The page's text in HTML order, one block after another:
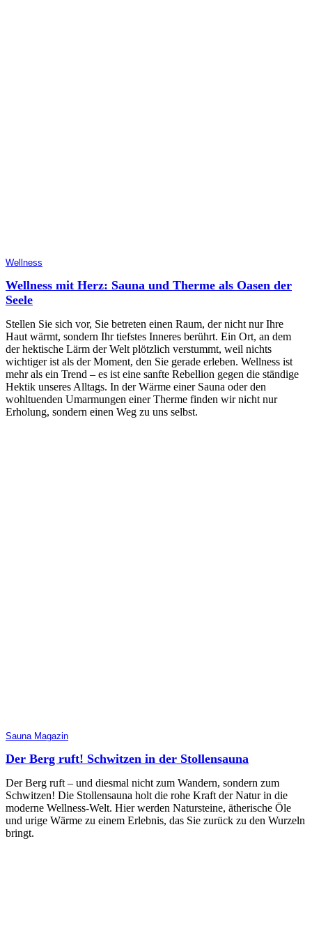
Wellness
Wellness mit Herz: Sauna und Therme als Oasen der
Seele
Stellen Sie sich vor, Sie betreten einen Raum, der nicht nur Ihre
Haut wärmt, sondern Ihr tiefstes Inneres berührt. Ein Ort, an dem
der hektische Lärm der Welt plötzlich verstummt, weil nichts
wichtiger ist als der Moment, den Sie gerade erleben. Wellness ist
mehr als ein Trend – es ist eine sanfte Rebellion gegen die ständige
Hektik unseres Alltags. In der Wärme einer Sauna oder den
wohltuenden Umarmungen einer Therme finden wir nicht nur
Erholung, sondern einen Weg zu uns selbst.
Sauna Magazin
Der Berg ruft! Schwitzen in der Stollensauna
Der Berg ruft – und diesmal nicht zum Wandern, sondern zum
Schwitzen! Die Stollensauna holt die rohe Kraft der Natur in die
moderne Wellness-Welt. Hier werden Natursteine, ätherische Öle
und urige Wärme zu einem Erlebnis, das Sie zurück zu den Wurzeln
bringt.